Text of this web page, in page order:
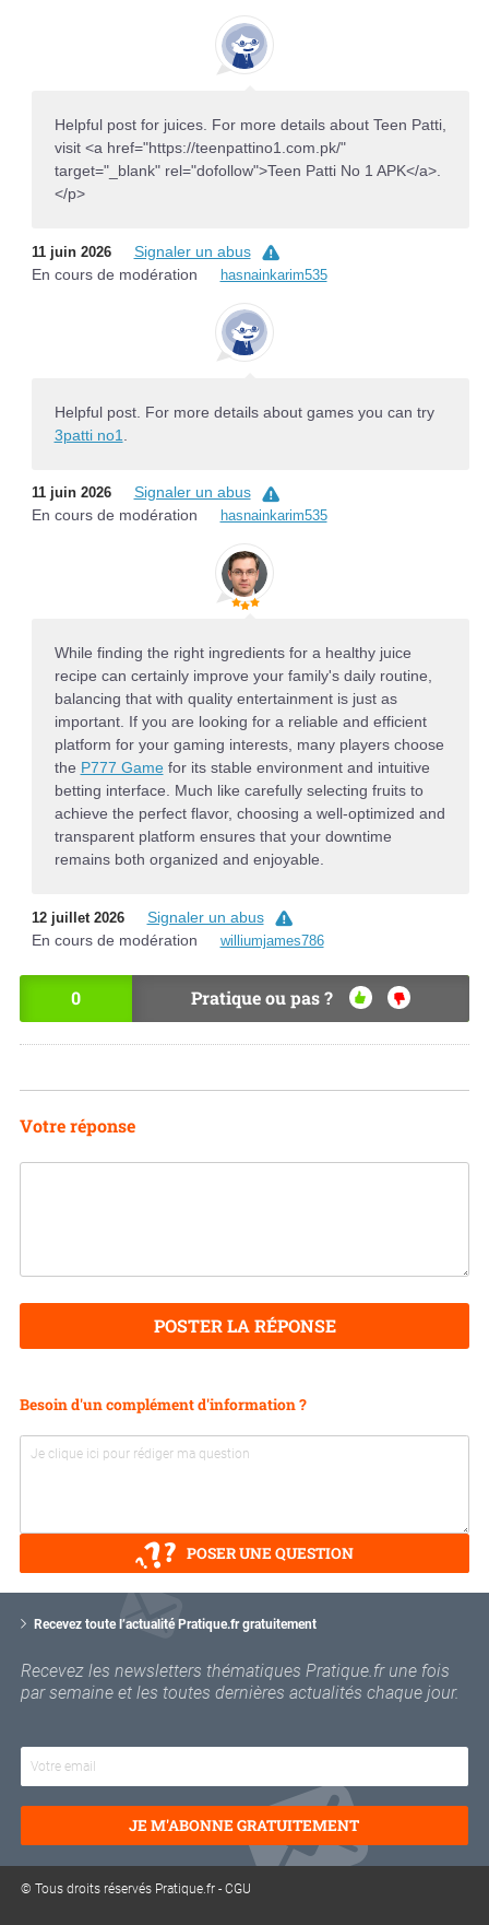
Helpful post for juices. For more details about Teen Patti,
visit <a href="https://teenpattino1.com.pk/"
target="_blank" rel="dofollow">Teen Patti No 1 APK</a>.
</p>
11 juin 2026
Signaler un abus
En cours de modération
hasnainkarim535
Helpful post. For more details about games you can try
3patti no1
11 juin 2026
Signaler un abus
En cours de modération
hasnainkarim535
While finding the right ingredients for a healthy juice
recipe can certainly improve your family's daily routine,
balancing that with quality entertainment is just as
important. If you are looking for a reliable and efficient
platform for your gaming interests, many players choose
the P777 Gamefor its stable environment and intuitive
betting interface. Much like carefully selecting fruits to
achieve the perfect flavor, choosing a well-optimized and
transparent platform ensures that your downtime
remains both organized and enjoyable.
12 juillet 2026
Signaler un abus
En cours de modération
williumjames786
0 Pratique ou pas ?
OU
I
NO
Votre réponse
POSTER LA RÉPONSE
Besoin d'un complément d'information ?
POSER UNE QUESTION
Recevez toute l’actualité Pratique.fr gratuitement
Recevez les newsletters thématiques Pratique.fr une fois
par semaine et les toutes dernières actualités chaque jour.
o
r
e
e
JE M'ABONNE GRATUITEMENT
© Tous droits réservés Pratique.fr -CGU